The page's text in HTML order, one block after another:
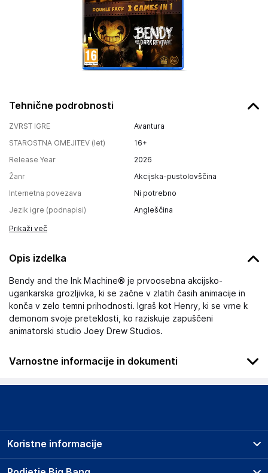
Tehnične podrobnosti
ZVRST IGRE
Avantura
STAROSTNA OMEJITEV (let)
16+
Release Year
2026
Žanr
Akcijska-pustolovščina
Internetna povezava
Ni potrebno
Jezik igre (podnapisi)
Angleščina
Prikaži več
Opis izdelka
Bendy and the Ink Machine® je prvoosebna akcijsko-
ugankarska grozljivka, ki se začne v zlatih časih animacije in
konča v zelo temni prihodnosti. Igraš kot Henry, ki se vrne k
demonom svoje preteklosti, ko raziskuje zapuščeni
animatorski studio Joey Drew Studios.
Varnostne informacije in dokumenti
Podatki o proizvajalcu
Aldwarden Hill
Koristne informacije
Prodajna mesta